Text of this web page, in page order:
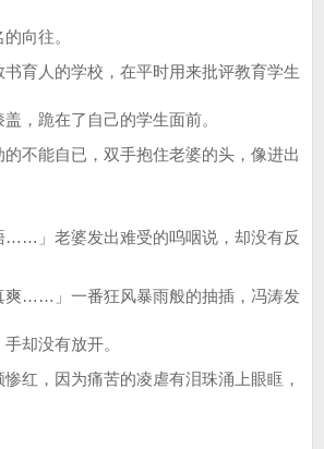
向往。
人的学校，在平时用来批评教育学生
，跪在了自己的学生面前。
能自已，双手抱住老婆的头，像进出
老婆发出难受的呜咽说，却没有反
」一番狂风暴雨般的抽插，冯涛发
却没有放开。
，因为痛苦的凌虐有泪珠涌上眼眶，